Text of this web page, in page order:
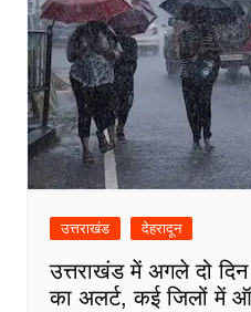
उत्तराखंड देहरादून
उत्तराखंड में अगले दो दिन
का अलर्ट, कई जिलों में